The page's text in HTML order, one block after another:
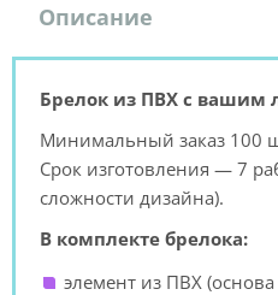
Описание
Брелок из ПВХ с вашим
Минимальный заказ 100
Срок изготовления — 7
сложности дизайна).
В комплекте брелока:
элемент из ПВХ (основа